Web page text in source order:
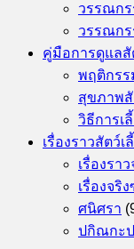
วรรณก
วรรณกร
คู่มือการดูแลสั
พฤติกรร
สุขภาพสั
วิธีการเ
เรื่องราวสัตว์
เรื่องรา
เรื่องจริ
ศนิศรา
ปกิณกะ